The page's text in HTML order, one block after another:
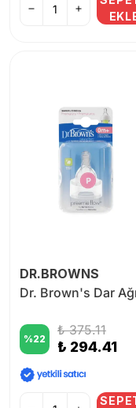
DR.BROWNS
%22
₺ 375.11
₺ 294.41